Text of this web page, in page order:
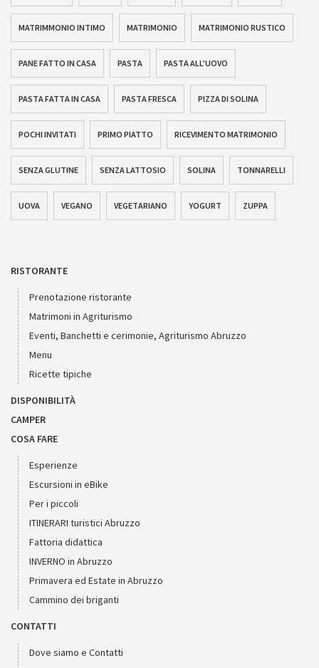
MATRIMMONIO INTIMO MATRIMONIO MATRIMONIO RUSTICO
PANE FATTO IN CASA PASTA PASTA ALL'UOVO
PASTA FATTA IN CASA PASTA FRESCA PIZZA DI SOLINA
POCHI INVITATI PRIMO PIATTO RICEVIMENTO MATRIMONIO
SENZA GLUTINE SENZA LATTOSIO SOLINA TONNARELLI
UOVA VEGANO VEGETARIANO YOGURT ZUPPA
RISTORANTE
Prenotazione ristorante
Matrimoni in Agriturismo
Eventi, Banchetti e cerimonie, Agriturismo Abruzzo
Menu
Ricette tipiche
DISPONIBILITÀ
CAMPER
COSA FARE
Esperienze
Escursioni in eBike
Per i piccoli
ITINERARI turistici Abruzzo
Fattoria didattica
INVERNO in Abruzzo
Primavera ed Estate in Abruzzo
Cammino dei briganti
CONTATTI
Dove siamo e Contatti